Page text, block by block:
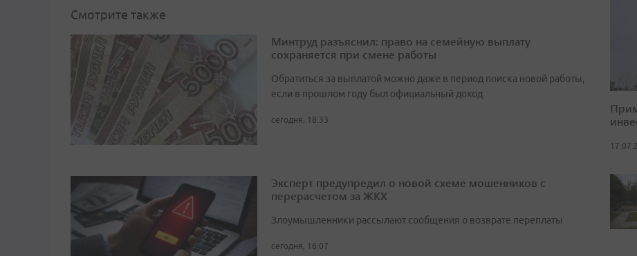
Смотрите также
Минтруд разъяснил: право на семейную выплату
сохраняется при смене работы
Обратиться за выплатой можно даже в период поиска новой работы,
если в прошлом году был официальный доход
сегодня, 18:33
Эксперт предупредил о новой схеме мошенников с
перерасчетом за ЖКХ
Злоумышленники рассылают сообщения о возврате переплаты
сегодня, 16:07